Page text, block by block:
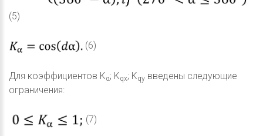
(5)
(6)
Для коэффициентов Kα; Kqx; Kqy введены следующие
ограничения:
(7)